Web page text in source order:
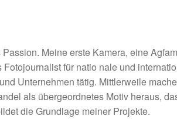
Meine erste Kamera, eine
für natio­ nale und
Unternehmen tätig. Mittlerweile
als übergeordnetes Motiv heraus,
die Grundlage meiner Projekte.